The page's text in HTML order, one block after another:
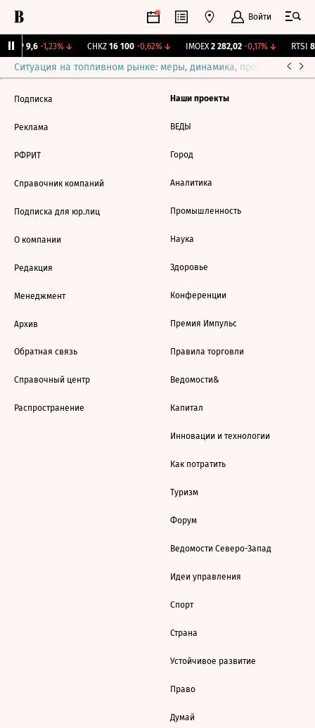
Войти
9,6 -1,23%↓ CHKZ 16 100 -0,62%↓ IMOEX 2 282,02 -0,17%↓ RTSI
Ситуация на топливном рынке: меры, динамика, прогнозы
Подписка
Реклама
РФРИТ
Справочник компаний
Подписка для юр.лиц
О компании
Редакция
Менеджмент
Архив
Обратная связь
Справочный центр
Распространение
Наши проекты
ВЕДЫ
Город
Аналитика
Промышленность
Наука
Здоровье
Конференции
Премия Импульс
Правила торговли
Ведомости&
Капитал
Инновации и технологии
Как потратить
Туризм
Форум
Ведомости Северо-Запад
Идеи управления
Спорт
Страна
Устойчивое развитие
Право
Думай